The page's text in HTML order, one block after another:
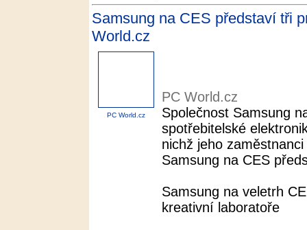
Samsung na CES představí tři
World.cz
PC World.cz
PC World.cz
Společnost Samsung
spotřebitelské
nichž jeho
Samsung na CES
Samsung na veletrh
kreativní laboratoře